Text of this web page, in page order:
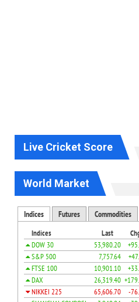
Live Cricket Score
World Market